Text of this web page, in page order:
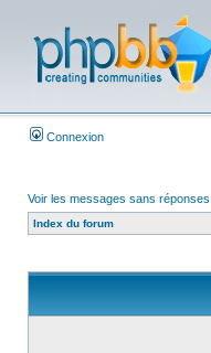
Connexion
Voir les messages sans réponses
Index du forum